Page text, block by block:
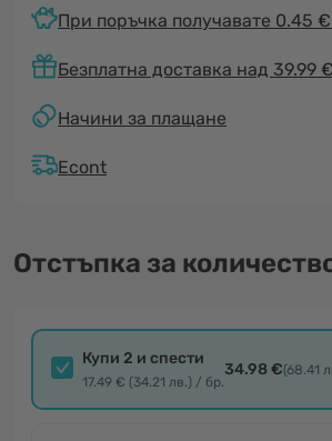
При поръчка получавате 0.45 €
Безплатна доставка над 39.99
Начини за плащане
Econt
Отстъпка за
Купи 2 и спести
17.49 € (34.21 лв.) / бр.
34.98 €(68.41